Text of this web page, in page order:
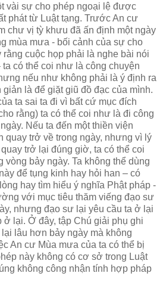
vài sự cho phép ngoại lệ được
phát từ Luật tạng. Trước An cư
chư vị tỳ khưu đã ấn định một ngày
mùa mưa - bối cảnh của sự cho
cuộc họp phải là nghe bài nói
có thể coi như là công chuyện
nếu như không phải là ý định ra
là để giặt giũ đồ đạc của mình.
ta sai ta đi vì bất cứ mục đích
rằng) ta có thể coi như là đi công
Nếu ta đến một thiền viện
quay trở về trong ngày, nhưng vì lý
trở lại đúng giờ, ta có thể coi
vòng bảy ngày. Ta không thể dùng
để tụng kinh hay hỏi han – có
hay tìm hiểu ý nghĩa Phật pháp -
với mục tiêu thăm viếng đạo sư
nhưng đạo sư lại yêu cầu ta ở lại
lại. Ở đây, tập Chú giải phụ ghi
lâu hơn bảy ngày mà không
An cư Mùa mưa của ta có thể bị
này không có cơ sở trong Luật
không công nhận tính hợp pháp